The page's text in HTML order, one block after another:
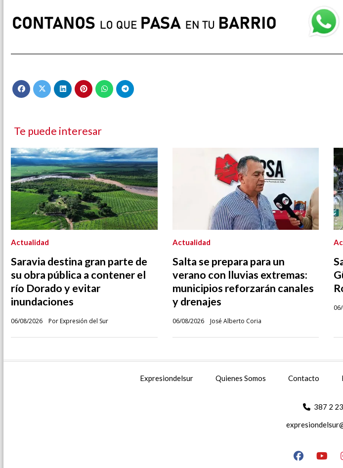
Te puede interesar
Saravia destina gran parte de
su obra pública a contener el
río Dorado y evitar
inundaciones
Por Expresión del Sur
Actualidad
06/08/2026
Salta se prepara para un
verano con lluvias extremas:
municipios reforzarán canales
y drenajes
José Alberto Coria
Actualidad
06/08/2026
Expresiondelsur Quienes Somos Contacto
387 2